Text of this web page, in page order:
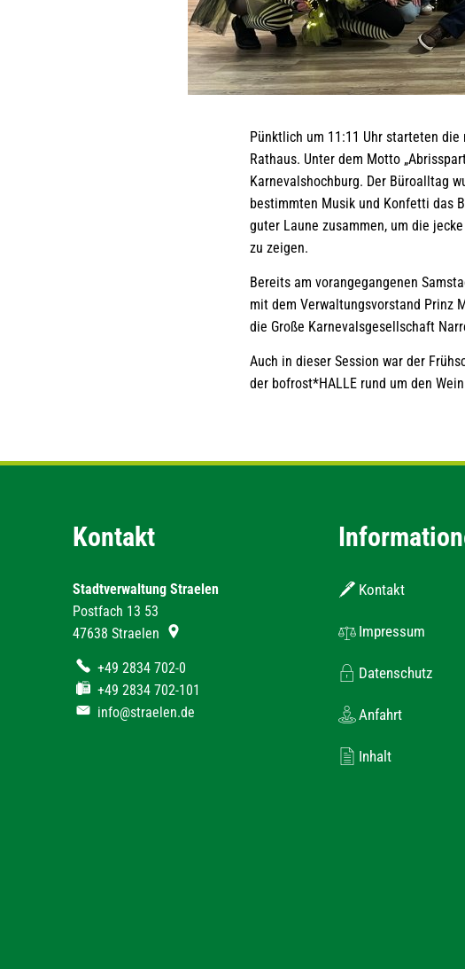
Pünktlich um 11:11 Uhr starteten
Rathaus. Unter dem Motto
Karnevalshochburg. Der Büroalltag
bestimmten Musik und Konfetti das
guter Laune zusammen, um die
zu zeigen.
Bereits am vorangegangenen
mit dem Verwaltungsvorstand Prinz
die Große Karnevalsgesellschaft
Auch in dieser Session war der
der bofrost*HALLE rund um den
Kontakt
Stadtverwaltung Straelen
Postfach 13 53
47638 Straelen
+49 2834 702-0
+49 2834 702-101
info@straelen.de
Kontakt
Impressum
Datenschutz
Anfahrt
Inhalt